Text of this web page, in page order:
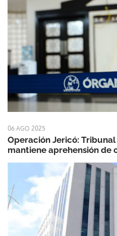
06 AGO 2025
Operación Jericó:
mantiene aprehensión de